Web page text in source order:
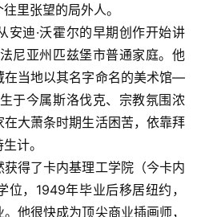
里张望的局外人。
安迪·沃霍尔的早期创作开始讲
尼亚州匹兹堡市普通家庭。他
在当地以其名字命名的美术馆—
于今属斯洛伐克、宗教氛围浓
大萧条时期生活困苦，依靠拜
计。
得了卡内基理工学院（今卡内
，1949年毕业后移居纽约，
他很快成为顶尖商业插画师，